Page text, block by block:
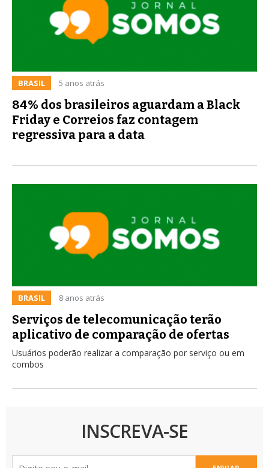
BRASIL 5 anos atrás
84% dos brasileiros aguardam a Black
Friday e Correios faz contagem
regressiva para a data
BRASIL 8 anos atrás
Serviços de telecomunicação terão
aplicativo de comparação de ofertas
Usuários poderão realizar a comparação por serviço ou em
combos
INSCREVA-SE